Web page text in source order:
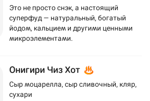
Это не просто снэк, а настоящий
суперфуд — натуральный, богатый
йодом, кальцием и другими ценными
микроэлементами.
Онигири Чиз Хот
Сыр моцарелла, сыр сливочный, кляр,
сухари